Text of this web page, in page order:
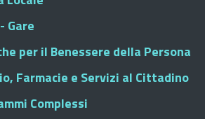
Gare
per il Benessere della Persona
Farmacie e Servizi al Cittadino
Complessi